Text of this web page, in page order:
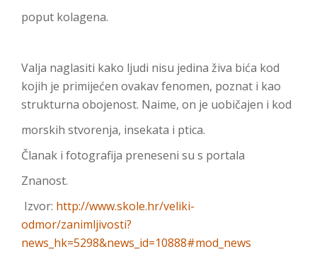
poput kolagena.
Valja naglasiti kako ljudi nisu jedina živa bića kod
kojih je primijećen ovakav fenomen, poznat i kao
strukturna obojenost. Naime, on je uobičajen i kod
morskih stvorenja, insekata i ptica.
Članak i fotografija preneseni su s portala
Znanost.
Izvor: http://www.skole.hr/veliki-
odmor/zanimljivosti?
news_hk=5298&news_id=10888#mod_news